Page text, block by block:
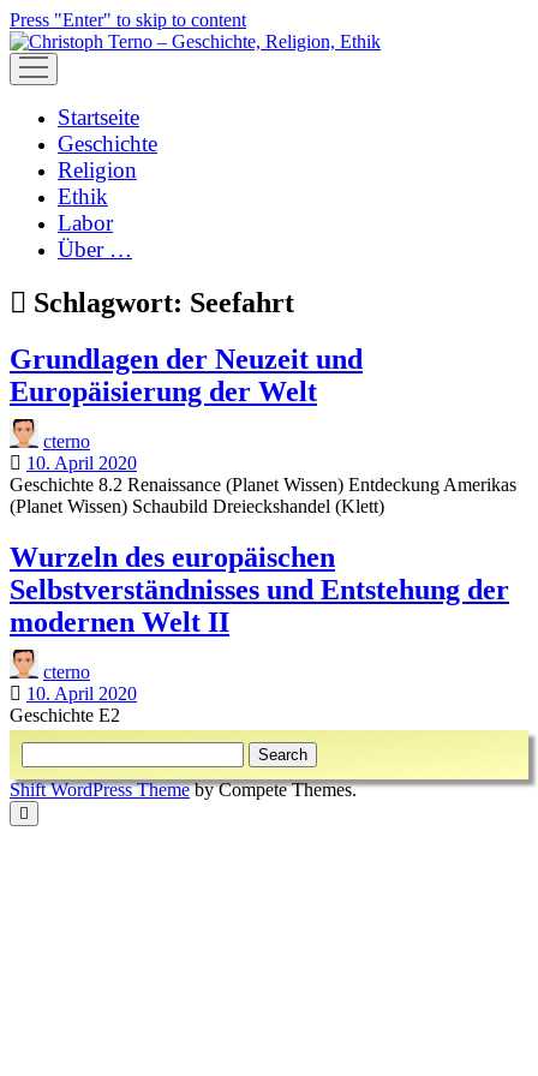
Press "Enter" to skip to content
open
menu
Startseite
Geschichte
Religion
Ethik
Labor
Über …
Schlagwort: Seefahrt
Grundlagen der Neuzeit und
Europäisierung der Welt
cterno
10. April 2020
Geschichte 8.2 Renaissance (Planet Wissen) Entdeckung Amerikas
(Planet Wissen) Schaubild Dreieckshandel (Klett)
Wurzeln des europäischen
Selbstverständnisses und Entstehung der
modernen Welt II
cterno
10. April 2020
Geschichte E2
Sidebar
Shift WordPress Themeby Compete Themes.
Scroll
to